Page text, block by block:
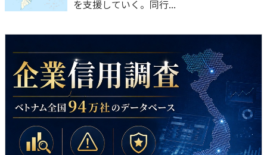
を支援していく。同行...